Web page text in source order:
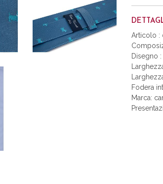
Articolo :
Disegno
Fodera
Marca: